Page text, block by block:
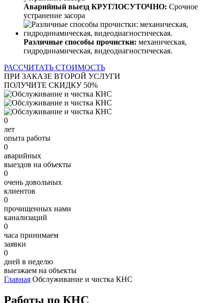
Аварийный выезд КРУГЛОСУТОЧНО: Срочное
устранение засора
Различные способы прочистки: механическая,
гидродинамическая, видеодиагностическая.
РАССЧИТАТЬ СТОИМОСТЬ
ПРИ ЗАКАЗЕ ВТОРОЙ УСЛУГИ
ПОЛУЧИТЕ СКИДКУ 50%
0
лет
опыта работы
0
аварийных
выездов на объекты
0
очень довольных
клиентов
0
прочищенных нами
канализаций
0
часа принимаем
заявки
0
дней в неделю
выезжаем на объекты
Главная Обслуживание и чистка КНС
Работы по КНС